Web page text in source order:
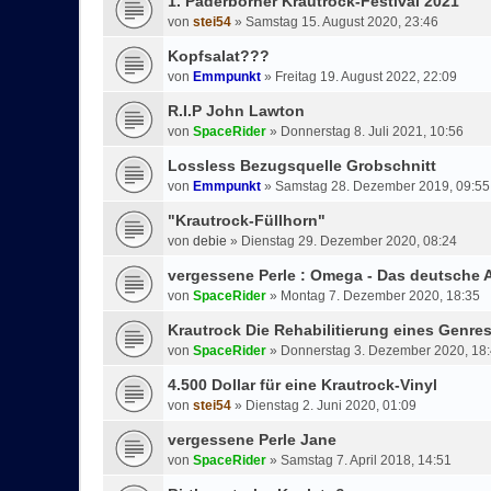
von stei54 » Samstag 15. August 2020, 23:46
Kopfsalat???
von Emmpunkt » Freitag 19. August 2022, 22:09
R.I.P John Lawton
von SpaceRider » Donnerstag 8. Juli 2021, 10:56
Lossless Bezugsquelle Grobschnitt
von Emmpunkt » Samstag 28. Dezember 2019, 09:55
"Krautrock-Füllhorn"
von debie » Dienstag 29. Dezember 2020, 08:24
vergessene Perle : Omega - Das deutsche
von SpaceRider » Montag 7. Dezember 2020, 18:35
Krautrock Die Rehabilitierung eines Genres
von SpaceRider » Donnerstag 3. Dezember 2020,
4.500 Dollar für eine Krautrock-Vinyl
von stei54 » Dienstag 2. Juni 2020, 01:09
vergessene Perle Jane
von SpaceRider » Samstag 7. April 2018, 14:51